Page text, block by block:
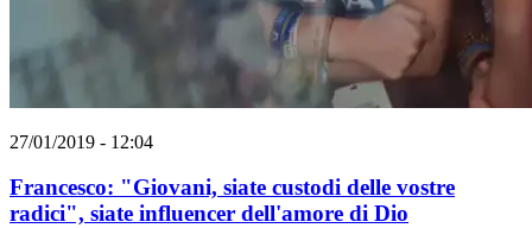
27/01/2019 - 12:04
Francesco: "Giovani, siate custodi delle vostre
radici", siate influencer dell'amore di Dio